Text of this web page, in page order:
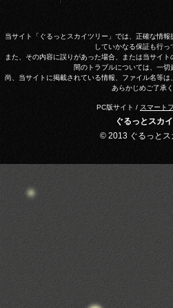
当サイト「ぐるっとスカイツリー」では、正確な情
していかなる保証も行っ
また、その内容に誤りがあった場合、または当サイ
間のトラブルについては、一切
尚、当サイトに掲載されている情報、ファイル名等は
あらかじめご了承く
PC版サイト / スマート
ぐるっとスカ
© 2013 ぐるっとス